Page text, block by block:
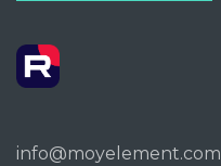
info@moyelement.com